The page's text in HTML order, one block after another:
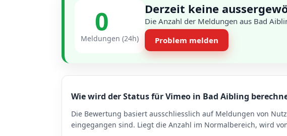
0
Meldungen (24h)
Derzeit keine
Die Anzahl der Meldungen aus Bad
Problem melden
Wie wird der Status für Vimeo in Bad Aibling
Die Bewertung basiert ausschliesslich auf Meldungen von
eingegangen sind. Liegt die Anzahl im Normalbereich, wird